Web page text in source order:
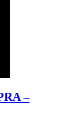
–